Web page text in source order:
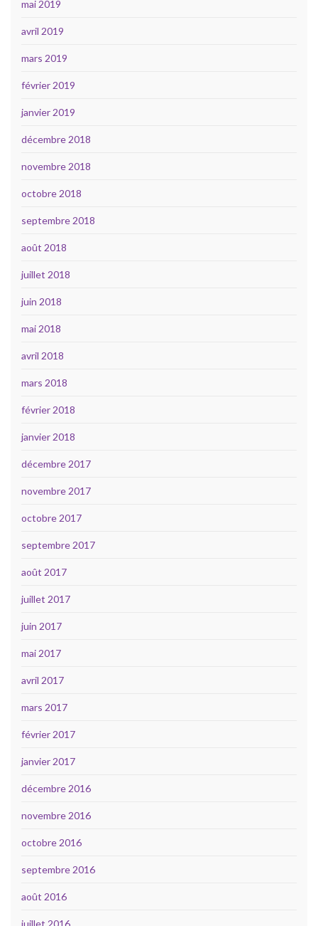
mai 2019
avril 2019
mars 2019
février 2019
janvier 2019
décembre 2018
novembre 2018
octobre 2018
septembre 2018
août 2018
juillet 2018
juin 2018
mai 2018
avril 2018
mars 2018
février 2018
janvier 2018
décembre 2017
novembre 2017
octobre 2017
septembre 2017
août 2017
juillet 2017
juin 2017
mai 2017
avril 2017
mars 2017
février 2017
janvier 2017
décembre 2016
novembre 2016
octobre 2016
septembre 2016
août 2016